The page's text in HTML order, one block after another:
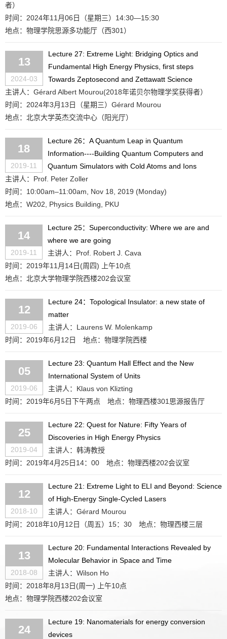
者）
时间：2024年11月06日（星期三）14:30—15:30
地点：物理学院思源多功能厅（西301）
13
2024-03
Lecture 27: Extreme Light: Bridging Optics and
Fundamental High Energy Physics, first steps
Towards Zeptosecond and Zettawatt Science
主讲人：Gérard Albert Mourou(2018年诺贝尔物理学奖获得者）
时间：2024年3月13日（星期三）Gérard Mourou
地点：北京大学英杰交流中心（阳光厅）
18
2019-11
Lecture 26：A Quantum Leap in Quantum
Information----Building Quantum Computers and
Quantum Simulators with Cold Atoms and Ions
主讲人：Prof. Peter Zoller
时间：10:00am–11:00am, Nov 18, 2019 (Monday)
地点：W202, Physics Building, PKU
14
2019-11
Lecture 25：Superconductivity: Where we are and
where we are going
主讲人：Prof. Robert J. Cava
时间：2019年11月14日(周四) 上午10点
地点：北京大学物理学院西楼202会议室
12
2019-06
Lecture 24：Topological Insulator: a new state of
matter
主讲人：Laurens W. Molenkamp
时间：2019年6月12日
地点：物理学院西楼
05
2019-06
Lecture 23: Quantum Hall Effect and the New
International System of Units
主讲人：Klaus von Klizting
时间：2019年6月5日下午两点
地点：物理西楼301思源报告厅
25
2019-04
Lecture 22: Quest for Nature: Fifty Years of
Discoveries in High Energy Physics
主讲人：韩涛教授
时间：2019年4月25日14：00
地点：物理西楼202会议室
12
2018-10
Lecture 21: Extreme Light to ELI and Beyond: Science
of High-Energy Single-Cycled Lasers
主讲人：Gérard Mourou
时间：2018年10月12日（周五）15：30
地点：物理西楼三层
13
2018-08
Lecture 20: Fundamental Interactions Revealed by
Molecular Behavior in Space and Time
主讲人：Wilson Ho
时间：2018年8月13日(周一) 上午10点
地点：物理学院西楼202会议室
24
Lecture 19: Nanomaterials for energy conversion
devices